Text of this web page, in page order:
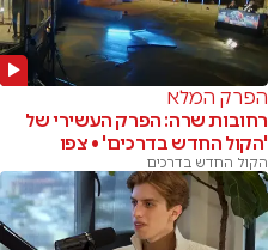
הפרק המלא
רחובות שרה: הפרק העשירי של
'הקול החדש בדרכים' • צפו
הקול החדש בדרכים